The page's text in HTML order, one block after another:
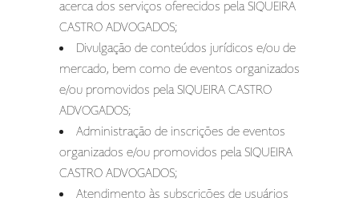
acerca dos serviços oferecidos pela SIQUEIRA
CASTRO ADVOGADOS;
Divulgação de conteúdos jurídicos e/ou de
mercado, bem como de eventos organizados
e/ou promovidos pela SIQUEIRA CASTRO
ADVOGADOS;
Administração de inscrições de eventos
organizados e/ou promovidos pela SIQUEIRA
CASTRO ADVOGADOS;
Atendimento às subscrições de usuários